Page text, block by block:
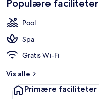
Populære faciliteter
Pool
Spa
Gratis Wi-Fi
Vis alle
Primære faciliteter